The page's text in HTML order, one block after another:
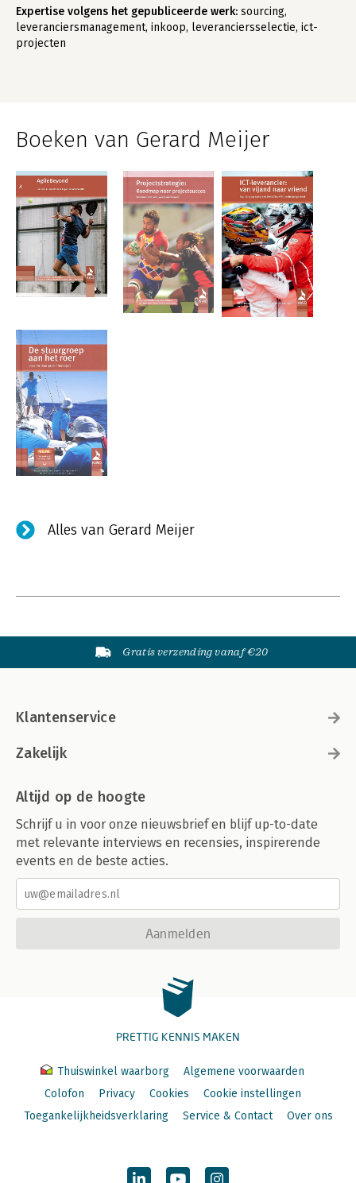
Expertise volgens het gepubliceerde werk: sourcing,
leveranciersmanagement, inkoop, leveranciersselectie, ict-
projecten
Boeken van Gerard Meijer
Alles van Gerard Meijer
Gratis verzending vanaf €20
Klantenservice
Zakelijk
Altijd op de hoogte
Schrijf u in voor onze nieuwsbrief en blijf up-to-date
met relevante interviews en recensies, inspirerende
events en de beste acties.
Aanmelden
PRETTIG KENNIS MAKEN
Thuiswinkel waarborg
Algemene voorwaarden
Colofon
Privacy Cookies
Cookie instellingen
Toegankelijkheidsverklaring
Service & Contact Over ons